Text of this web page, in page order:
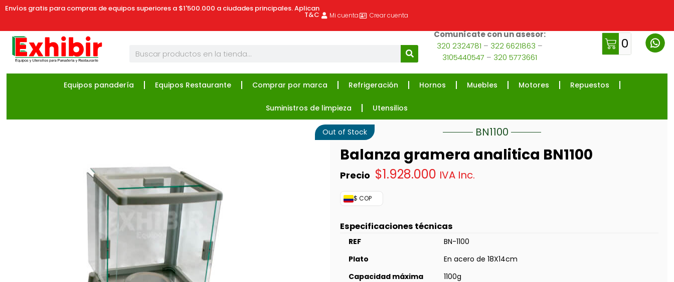
Envíos gratis para compras de equipos superiores a $1'500.000 a ciudades principales. Aplican
T&C Mi cuenta Crear cuenta
Comunícate con un asesor:
320 2324781 – 322 6621863 –
3105440547 – 320 5773661
0
Equipos panadería Equipos Restaurante Comprar por marca Refrigeración Hornos Muebles Motores Repuestos
Suministros de limpieza Utensilios
Balanza gramera analitica BN1100
$1.928.000 IVA Inc.
$ COP
Out of Stock BN1100
Especificaciones técnicas
REF
BN-1100
Plato
En acero de 18X14cm
Capacidad máxima
1100g